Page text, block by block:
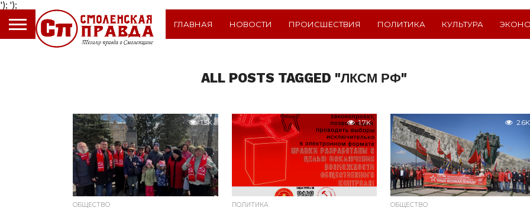
');
ГЛАВНАЯ НОВОСТИ ПРОИСШЕСТВИЯ ПОЛИТИКА КУЛЬТУРА
ALL POSTS TAGGED "ЛКСМ РФ"
1.5K
ОБЩЕСТВО
1.7K
ПОЛИТИКА
2.6K
ОБЩЕСТВО
');